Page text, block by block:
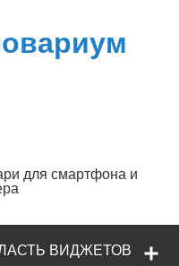
для смартфона и
ВИДЖЕТОВ